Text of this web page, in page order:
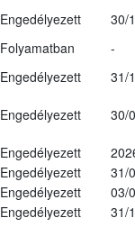
Engedélyezett
30/
Folyamatban
-
Engedélyezett
31/
Engedélyezett 30/
Engedélyezett
Engedélyezett
31/
Engedélyezett
03/
Engedélyezett
31/